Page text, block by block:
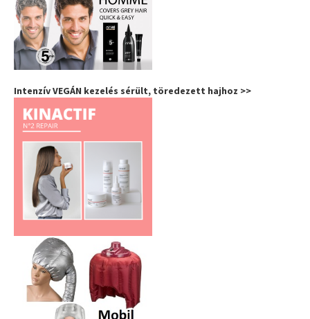
Intenzív VEGÁN kezelés sérült, töredezett hajhoz >>